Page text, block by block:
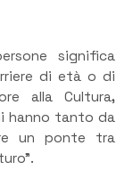
significa
di età o di
alla Cultura,
hanno tanto da
un ponte tra